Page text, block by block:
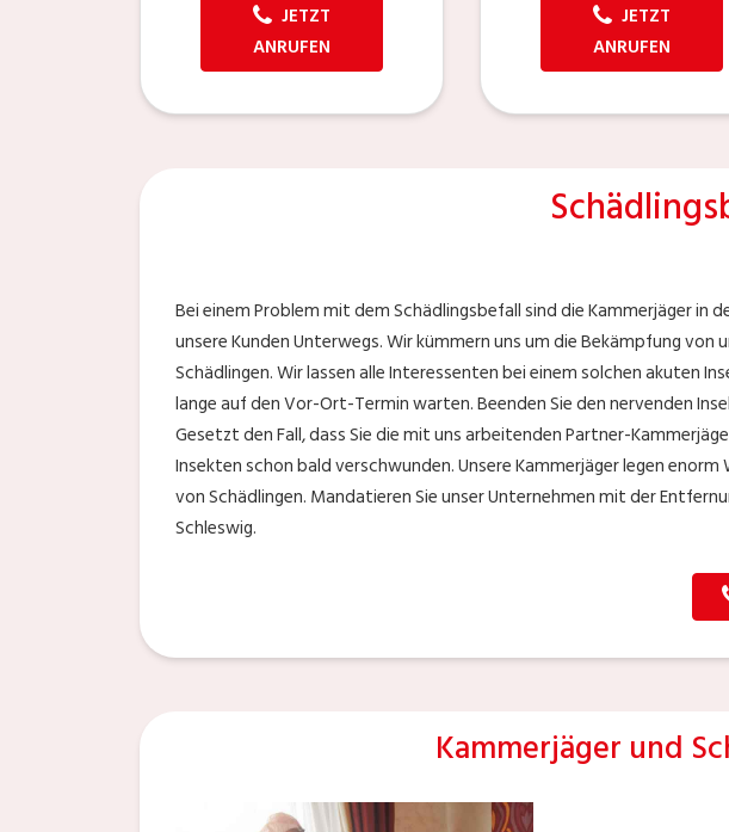
JETZT
ANRUFEN
JETZT
ANRUFEN
Bei einem Problem mit dem Schädlingsbefall sind die Kammerjäger in
unsere Kunden Unterwegs. Wir kümmern uns um die Bekämpfung
Schädlingen. Wir lassen alle Interessenten bei einem solchen akuten
lange auf den Vor-Ort-Termin warten. Beenden Sie den nervenden
Gesetzt den Fall, dass Sie die mit uns arbeitenden Partner-
Insekten schon bald verschwunden. Unsere Kammerjäger legen
von Schädlingen. Mandatieren Sie unser Unternehmen mit der
Schleswig.
Kammerjäger und